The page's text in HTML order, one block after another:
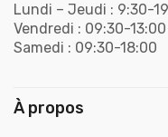
Lundi – Jeudi : 9:30-
Vendredi : 09:30-
Samedi : 09:30-18:00
À propos